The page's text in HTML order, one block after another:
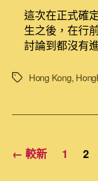
者
這次在正式確
生之後，在行
討論到都沒有
標
Hong Kong,
文
← 較新 1 2